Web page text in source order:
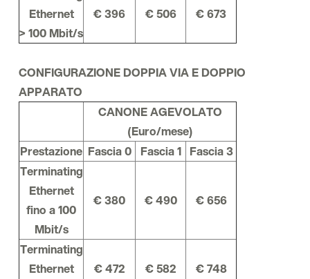
Ethernet
> 100 Mbit/s
€ 396 € 506 € 673
CONFIGURAZIONE DOPPIA VIA E DOPPIO
APPARATO
CANONE AGEVOLATO
(Euro/mese)
Prestazione Fascia 0 Fascia 1 Fascia 3
Terminating
Ethernet
fino a 100
Mbit/s
€ 380 € 490 € 656
Terminating
Ethernet
€ 472 € 582 € 748